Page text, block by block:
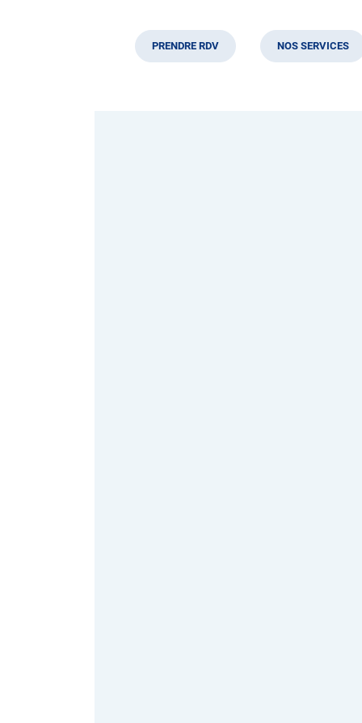
PRENDRE RDV NOS SERVICES